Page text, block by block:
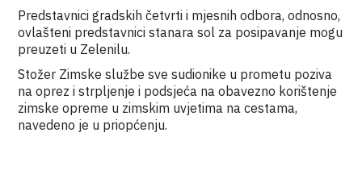
Predstavnici gradskih četvrti i mjesnih odbora, odnosno,
ovlašteni predstavnici stanara sol za posipavanje mogu
preuzeti u Zelenilu.
Stožer Zimske službe sve sudionike u prometu poziva
na oprez i strpljenje i podsjeća na obavezno korištenje
zimske opreme u zimskim uvjetima na cestama,
navedeno je u priopćenju.